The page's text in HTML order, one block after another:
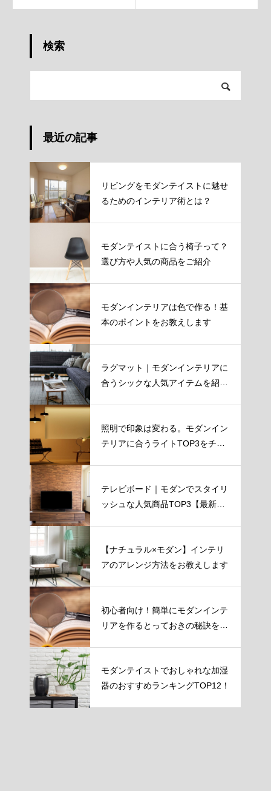
検索
最近の記事
リビングをモダンテイストに魅せ
るためのインテリア術とは？
モダンテイストに合う椅子って？
選び方や人気の商品をご紹介
モダンインテリアは色で作る！基
本のポイントをお教えします
ラグマット｜モダンインテリアに
合うシックな人気アイテムを紹
照明で印象は変わる。モダンイン
テリアに合うライトTOP3をチェ
テレビボード｜モダンでスタイリ
ッシュな人気商品TOP3【最新
【ナチュラル×モダン】インテリ
アのアレンジ方法をお教えします
初心者向け！簡単にモダンインテ
リアを作るとっておきの秘訣を伝
モダンテイストでおしゃれな加湿
器のおすすめランキングTOP12！